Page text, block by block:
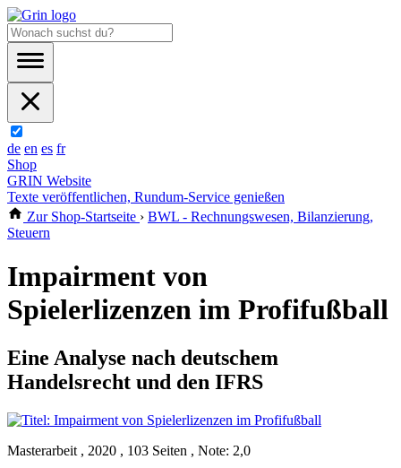
de en es fr
Shop
GRIN Website
Texte veröffentlichen, Rundum-Service genießen
Zur Shop-Startseite › BWL - Rechnungswesen, Bilanzierung,
Steuern
Impairment von
Spielerlizenzen im Profifußball
Eine Analyse nach deutschem
Handelsrecht und den IFRS
Masterarbeit , 2020 , 103 Seiten , Note: 2,0